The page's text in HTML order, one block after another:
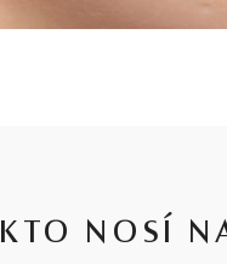
KTO NOSÍ